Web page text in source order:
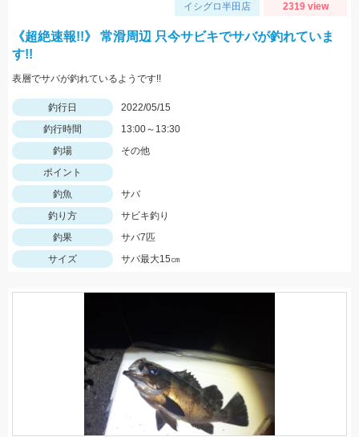
イシグロ半田店 2319 view
《超絶速報!!》 常滑周辺 只今サビキでサバが釣れていま
す!!
表層でサバが釣れているようです!!
釣行日
2022/05/15
釣行時間
13:00～13:30
釣場
その他
ポイント
釣魚
サバ
釣り方
サビキ釣り
釣果
サバ7匹
サイズ
サバ最大15㎝